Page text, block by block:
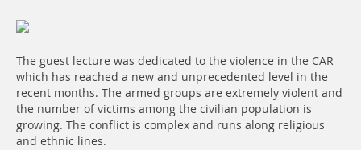
The guest lecture was dedicated to the violence in the CAR
which has reached a new and unprecedented level in the
recent months. The armed groups are extremely violent and
the number of victims among the civilian population is
growing. The conflict is complex and runs along religious
and ethnic lines.